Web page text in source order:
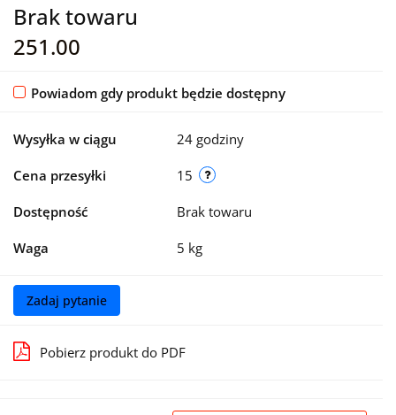
Brak towaru
251.00
Powiadom gdy produkt będzie dostępny
Wysyłka w ciągu 24 godziny
Cena przesyłki 15
Dostępność Brak towaru
Waga 5 kg
Zadaj pytanie
Pobierz produkt do PDF